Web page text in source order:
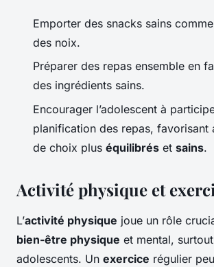
Emporter des snacks sains
des noix.
Préparer des repas ensemble en
des ingrédients sains.
Encourager l’adolescent à
planification des repas, favorisant
de choix plus équilibrés et sains.
Activité physique et
L’activité physique joue un rôle
bien-être physique et mental,
adolescents. Un exercice régulier